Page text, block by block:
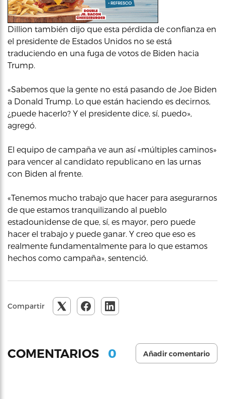
Dillion también dijo que esta pérdida de confianza en
el presidente de Estados Unidos no se está
traduciendo en una fuga de votos de Biden hacia
Trump.
«Sabemos que la gente no está pasando de Joe Biden
a Donald Trump. Lo que están haciendo es decirnos,
¿puede hacerlo? Y el presidente dice, sí, puedo»,
agregó.
El equipo de campaña ve aun así «múltiples caminos»
para vencer al candidato republicano en las urnas
con Biden al frente.
«Tenemos mucho trabajo que hacer para asegurarnos
de que estamos tranquilizando al pueblo
estadounidense de que, sí, es mayor, pero puede
hacer el trabajo y puede ganar. Y creo que eso es
realmente fundamentalmente para lo que estamos
hechos como campaña», sentenció.
Compartir
COMENTARIOS 0 Añadir comentario